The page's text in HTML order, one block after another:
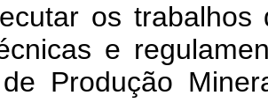
os trabalhos
e
Produção